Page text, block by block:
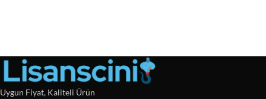
Uygun Fiyat, Kaliteli Ürün